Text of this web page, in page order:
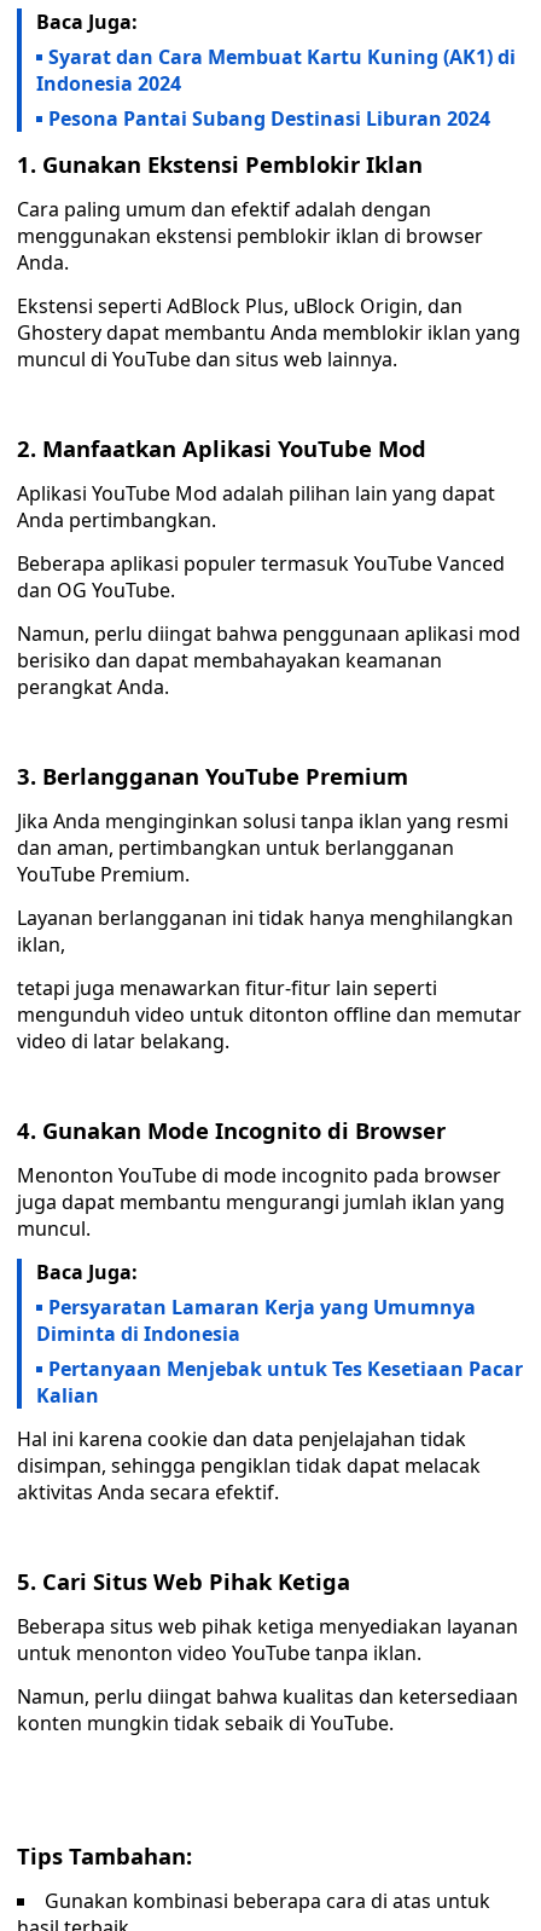
Baca Juga:
Syarat dan Cara Membuat Kartu Kuning (AK1) di
Indonesia 2024
Pesona Pantai Subang Destinasi Liburan 2024
1. Gunakan Ekstensi Pemblokir Iklan
Cara paling umum dan efektif adalah dengan
menggunakan ekstensi pemblokir iklan di browser
Anda.
Ekstensi seperti AdBlock Plus, uBlock Origin, dan
Ghostery dapat membantu Anda memblokir iklan yang
muncul di YouTube dan situs web lainnya.
2. Manfaatkan Aplikasi YouTube Mod
Aplikasi YouTube Mod adalah pilihan lain yang dapat
Anda pertimbangkan.
Beberapa aplikasi populer termasuk YouTube Vanced
dan OG YouTube.
Namun, perlu diingat bahwa penggunaan aplikasi mod
berisiko dan dapat membahayakan keamanan
perangkat Anda.
3. Berlangganan YouTube Premium
Jika Anda menginginkan solusi tanpa iklan yang resmi
dan aman, pertimbangkan untuk berlangganan
YouTube Premium.
Layanan berlangganan ini tidak hanya menghilangkan
iklan,
tetapi juga menawarkan fitur-fitur lain seperti
mengunduh video untuk ditonton offline dan memutar
video di latar belakang.
4. Gunakan Mode Incognito di Browser
Menonton YouTube di mode incognito pada browser
juga dapat membantu mengurangi jumlah iklan yang
muncul.
Baca Juga:
Persyaratan Lamaran Kerja yang Umumnya
Diminta di Indonesia
Pertanyaan Menjebak untuk Tes Kesetiaan Pacar
Kalian
Hal ini karena cookie dan data penjelajahan tidak
disimpan, sehingga pengiklan tidak dapat melacak
aktivitas Anda secara efektif.
5. Cari Situs Web Pihak Ketiga
Beberapa situs web pihak ketiga menyediakan layanan
untuk menonton video YouTube tanpa iklan.
Namun, perlu diingat bahwa kualitas dan ketersediaan
konten mungkin tidak sebaik di YouTube.
Tips Tambahan:
Gunakan kombinasi beberapa cara di atas untuk